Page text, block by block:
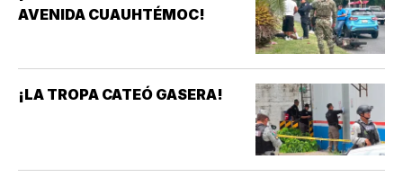
AVENIDA CUAUHTÉMOC!
¡LA TROPA CATEÓ GASERA!